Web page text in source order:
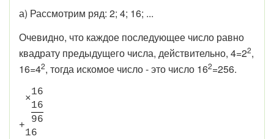
а) Рассмотрим ряд: 2; 4; 16; ...
Очевидно, что каждое последующее число равно
квадрату предыдущего числа, действительно, 4=22,
16=42, тогда искомое число - это число 162=256.
×
16
16
+
96
16